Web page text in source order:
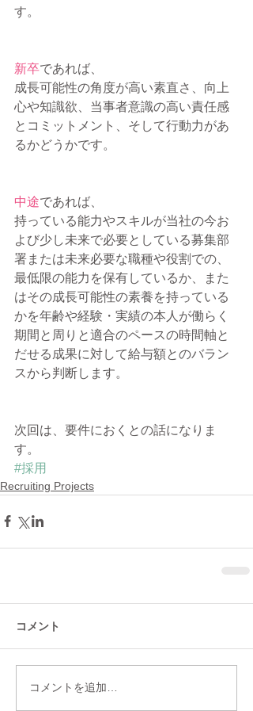
す。
新卒であれば、
成長可能性の角度が高い素直さ、向上
心や知識欲、当事者意識の高い責任感
とコミットメント、そして行動力があ
るかどうかです。
中途であれば、
持っている能力やスキルが当社の今お
よび少し未来で必要としている募集部
署または未来必要な職種や役割での、
最低限の能力を保有しているか、また
はその成長可能性の素養を持っている
かを年齢や経験・実績の本人が働らく
期間と周りと適合のペースの時間軸と
だせる成果に対して給与額とのバラン
スから判断します。
次回は、要件におくとの話になりま
す。
#採用
Recruiting Projects
コメント
コメントを追加…